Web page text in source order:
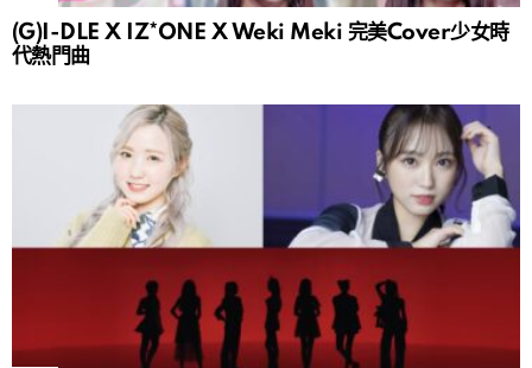
(G)I-DLE X IZ*ONE X Weki Meki 完美Cover少女時
代熱門曲